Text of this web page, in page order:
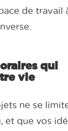
de travail
qui
vie
ne se
et que vos